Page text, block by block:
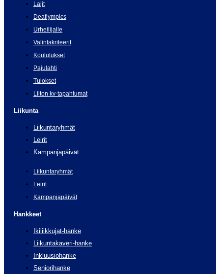
Lajit
Deaflympics
Urheilijalle
Valintakriteerit
Koulutukset
Pajulahti
Tulokset
Liiton kv-tapahtumat
Liikunta
Liikuntaryhmät
Leirit
Kampanjapäivät
Liikuntaryhmät
Leirit
Kampanjapäivät
Hankkeet
Ikiliikkujat-hanke
Liikuntakaveri-hanke
Inkluusiohanke
Seniorihanke